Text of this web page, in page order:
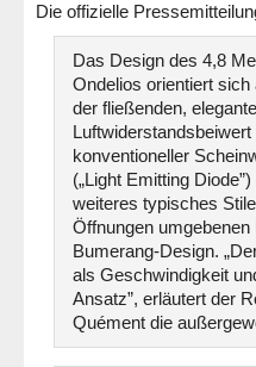
Die offizielle
Das Design des 4,8
Ondelios orientiert
der fließenden,
konventioneller
(„Light Emitting
weiteres typisches
Öffnungen
Bumerang-Design.
als Geschwindigkeit
Ansatz”, erläutert der
Quément die